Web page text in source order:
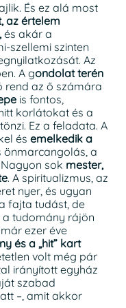
És ez alá most
az értelem
és akár a
szellemi szinten
Az
A gondolat terén
rend az ő számára
is fontos,
korlátokat és a
Ez a feladata. A
és emelkedik a
önmarcangolás, a
sok mester,
. A spiritualizmus, az
nyer, és ugyan
fajta tudást, de
a tudomány rájön
ezer éve
és a „hit” kart
volt még pár
irányított egyház
szabad
–, amit akkor